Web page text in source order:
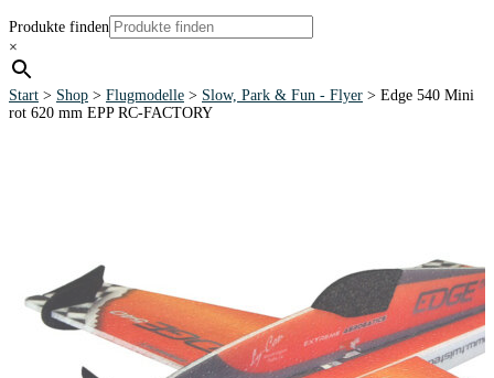
Produkte finden
×
Start > Shop > Flugmodelle > Slow, Park & Fun - Flyer > Edge 540 Mini
rot 620 mm EPP RC-FACTORY